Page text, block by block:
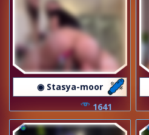
◉ Stasya-moor
1641